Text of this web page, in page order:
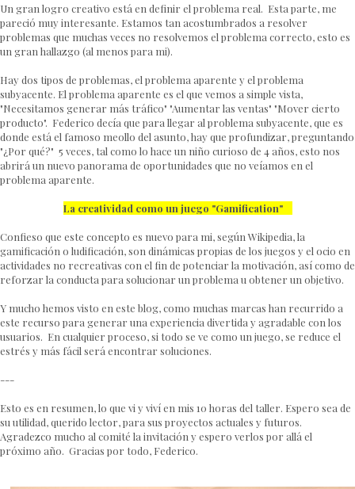
Un gran logro creativo está en definir el problema real. Esta parte, me
pareció muy interesante. Estamos tan acostumbrados a resolver
problemas que muchas veces no resolvemos el problema correcto, esto es
un gran hallazgo (al menos para mi).
Hay dos tipos de problemas, el problema aparente y el problema
subyacente. El problema aparente es el que vemos a simple vista,
"Necesitamos generar más tráfico" "Aumentar las ventas" "Mover cierto
producto". Federico decía que para llegar al problema subyacente, que es
donde está el famoso meollo del asunto, hay que profundizar, preguntando
"¿Por qué?" 5 veces, tal como lo hace un niño curioso de 4 años, esto nos
abrirá un nuevo panorama de oportunidades que no veíamos en el
problema aparente.
La creatividad como un juego "Gamification"
Confieso que este concepto es nuevo para mi, según Wikipedia, la
gamificación o ludificación, son dinámicas propias de los juegos y el ocio en
actividades no recreativas con el fin de potenciar la motivación, así como de
reforzar la conducta para solucionar un problema u obtener un objetivo.
Y mucho hemos visto en este blog, como muchas marcas han recurrido a
este recurso para generar una experiencia divertida y agradable con los
usuarios. En cualquier proceso, si todo se ve como un juego, se reduce el
estrés y más fácil será encontrar soluciones.
---
Esto es en resumen, lo que vi y viví en mis 10 horas del taller. Espero sea de
su utilidad, querido lector, para sus proyectos actuales y futuros.
Agradezco mucho al comité la invitación y espero verlos por allá el
próximo año. Gracias por todo, Federico.